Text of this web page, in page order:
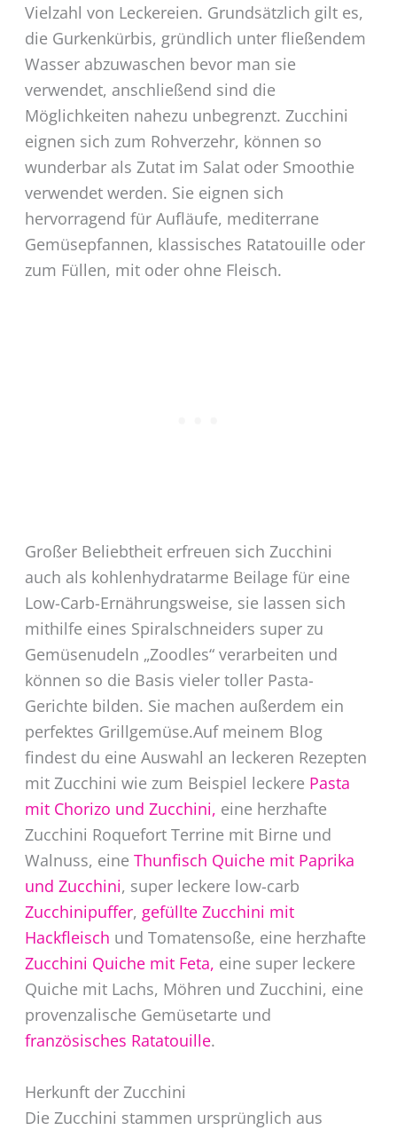
Vielzahl von Leckereien. Grundsätzlich gilt es,
die Gurkenkürbis, gründlich unter fließendem
Wasser abzuwaschen bevor man sie
verwendet, anschließend sind die
Möglichkeiten nahezu unbegrenzt. Zucchini
eignen sich zum Rohverzehr, können so
wunderbar als Zutat im Salat oder Smoothie
verwendet werden. Sie eignen sich
hervorragend für Aufläufe, mediterrane
Gemüsepfannen, klassisches Ratatouille oder
zum Füllen, mit oder ohne Fleisch.
Großer Beliebtheit erfreuen sich Zucchini
auch als kohlenhydratarme Beilage für eine
Low-Carb-Ernährungsweise, sie lassen sich
mithilfe eines Spiralschneiders super zu
Gemüsenudeln „Zoodles“ verarbeiten und
können so die Basis vieler toller Pasta-
Gerichte bilden. Sie machen außerdem ein
perfektes Grillgemüse.Auf meinem Blog
findest du eine Auswahl an leckeren Rezepten
mit Zucchini wie zum Beispiel leckere Pasta
mit Chorizo und Zucchini, eine herzhafte
Zucchini Roquefort Terrine mit Birne und
Walnuss, eine Thunfisch Quiche mit Paprika
und Zucchini, super leckere low-carb
Zucchinipuffer, gefüllte Zucchini mit
Hackfleisch und Tomatensoße, eine herzhafte
Zucchini Quiche mit Feta, eine super leckere
Quiche mit Lachs, Möhren und Zucchini, eine
provenzalische Gemüsetarte und
französisches Ratatouille.
Herkunft der Zucchini
Die Zucchini stammen ursprünglich aus